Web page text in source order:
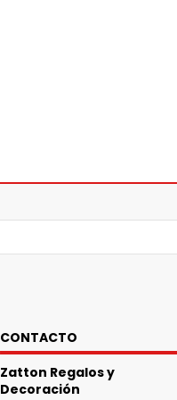
CONTACTO
Zatton Regalos y
Decoración